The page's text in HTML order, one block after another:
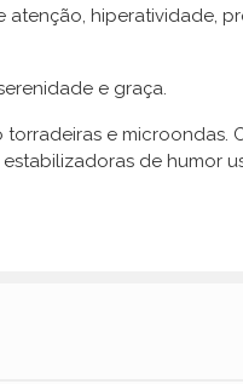
hiperatividade,
e graça.
e microondas.
de humor